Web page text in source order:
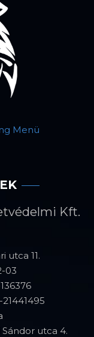
Menü
Kft.
utca 11.
03
21441495
utca 4.